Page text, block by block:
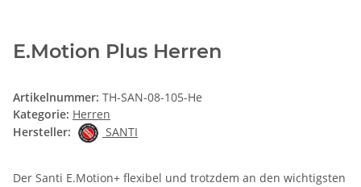
E.Motion Plus Herren
Artikelnummer: TH-SAN-08-105-He
Kategorie: Herren
Hersteller:
SANTI
Der Santi E.Motion+ flexibel und trotzdem an den wichtigsten